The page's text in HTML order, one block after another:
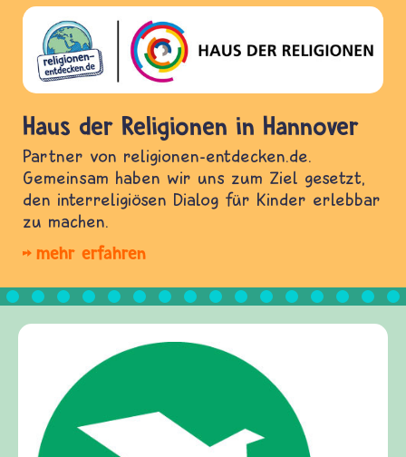
Haus der Religionen in Hannover
Partner von religionen-entdecken.de.
Gemeinsam haben wir uns zum Ziel gesetzt,
den interreligiösen Dialog für Kinder erlebbar
zu machen.
mehr erfahren